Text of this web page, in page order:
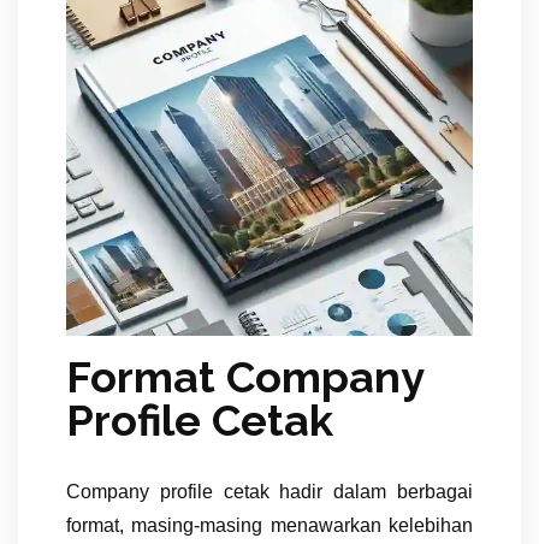
Format Company
Profile Cetak
Company profile cetak hadir dalam berbagai
format, masing-masing menawarkan kelebihan